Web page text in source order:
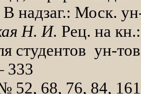
надзаг.: Моск.
Н. И. Рец. на
студентов ун-
333
52, 68, 76, 84,